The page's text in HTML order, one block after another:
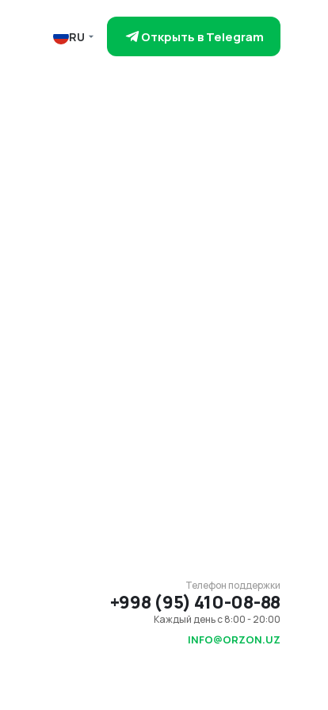
RU Открыть в Telegram
Телефон поддержки
+998 (95) 410-08-88
Каждый день с 8:00 - 20:00
INFO@ORZON.UZ